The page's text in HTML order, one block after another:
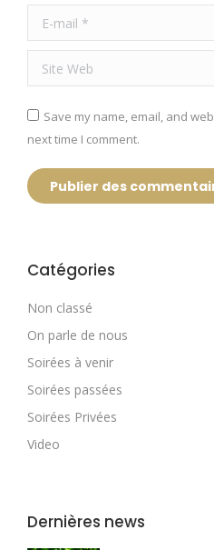
E-mail *
Site Web
Save my name, email, and
next time I comment.
Publier des
Catégories
Non classé
On parle de nous
Soirées à venir
Soirées passées
Soirées Privées
Video
Dernières news